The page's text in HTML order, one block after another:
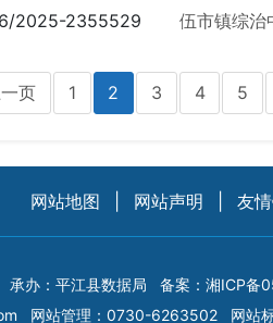
2025-2355529 伍市镇综治
页 1 2 3 4 5
网站地图 网站声明 友
承办：平江县数据局 备案： 湘ICP备
网站管理：0730-6263502 网站